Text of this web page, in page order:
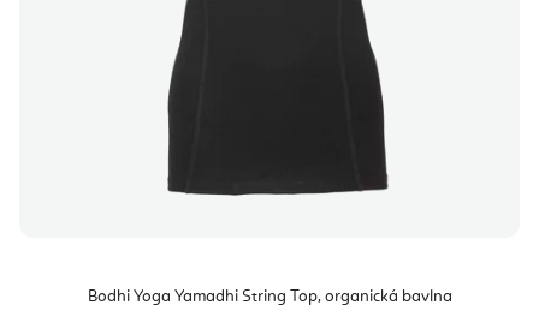
Bodhi Yoga Yamadhi String Top, organická bavlna